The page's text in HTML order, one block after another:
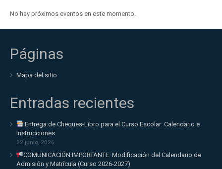
No hay próximos eventos en este momento.
Páginas
Mapa del sitio
Entradas recientes
Entrega de Cheques-Libro para el Curso Escolar: Calendario e
Instrucciones
22 junio, 2026
COMUNICACIÓN IMPORTANTE: Modificación del Calendario de
Admisión y Matrícula (Curso 2026-2027)